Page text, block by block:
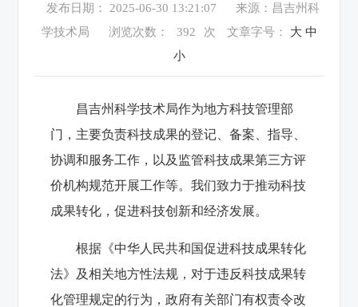
发布日期： 2025-06-30 13:21:07
来源：昌吉州科
学技术局
浏览次数： 392 次 文章字号： 大 中
小
昌吉州科学技术局作为地方科技管理部
门，主要负责科技成果的登记、备案、指导、
协调和服务工作，以及监管科技成果第三方评
价机构规范开展工作等。我们致力于推动科技
成果转化，促进科技创新和经济发展。
根据《中华人民共和国促进科技成果转化
法》及相关地方性法规，对于违反科技成果转
化管理规定的行为，政府有关部门有权责令改